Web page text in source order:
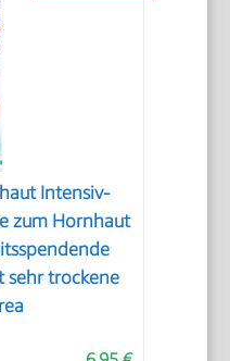
Intensiv-
zum Hornhaut
sehr trockene